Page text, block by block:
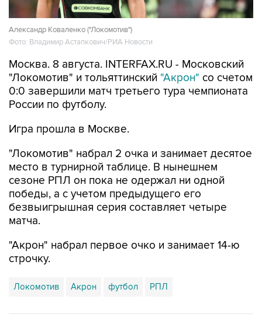
Александр Коваленко ("Локомотив")
Фото: Владимир Астапкович/РИА Новости
Москва. 8 августа. INTERFAX.RU - Московский
"Локомотив" и тольяттинский "Акрон" со счетом
0:0 завершили матч третьего тура чемпионата
России по футболу.
Игра прошла в Москве.
"Локомотив" набрал 2 очка и занимает десятое
место в турнирной таблице. В нынешнем
сезоне РПЛ он пока не одержал ни одной
победы, а с учетом предыдущего его
безвыигрышная серия составляет четыре
матча.
"Акрон" набрал первое очко и занимает 14-ю
строчку.
Локомотив Акрон футбол РПЛ